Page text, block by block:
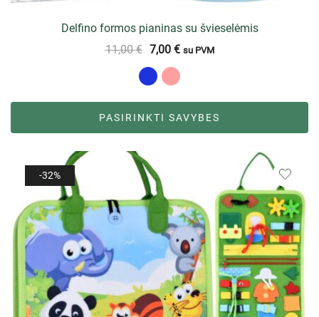
Delfino formos pianinas su švieselėmis
11,00€ 7,00 € su PVM
PASIRINKTI SAVYBES
-32%